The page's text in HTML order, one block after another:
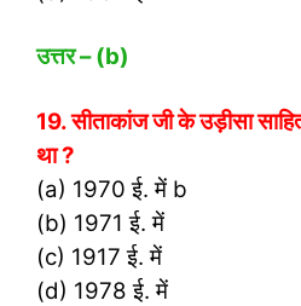
उत्तर– (b)
19. सीताकांज जी के उड़ीसा
था ?
(a) 1970 ई. में b
(b) 1971 ई. में
(c) 1917 ई. में
(d) 1978 ई. में